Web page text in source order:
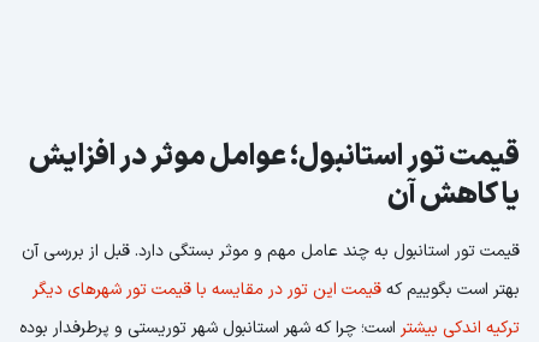
قیمت تور استانبول؛ عوامل موثر در افزایش
یا کاهش آن
قیمت تور استانبول به چند عامل مهم و موثر بستگی دارد. قبل از بررسی آن
بهتر است بگوییم کهقیمت این تور در مقایسه با قیمت تور شهرهای دیگر
ترکیه اندکی بیشتر است؛ چرا که شهر استانبول شهر توریستی و پرطرفدار بوده